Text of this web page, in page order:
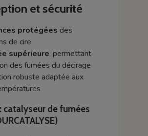
et sécurité
protégées des
de cire
supérieure, permettant
des fumées du décirage
robuste adaptée aux
catalyseur de fumées